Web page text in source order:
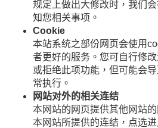
规定上做出大修改时，我们
知您相关事项。
Cookie
本站系统之部份网页会使用
者更好的服务。您可自行修
或拒绝此项功能，但可能会
常执行。
网站对外的相关连结
本网站的网页提供其他网站
本网站所提供的连结，点选